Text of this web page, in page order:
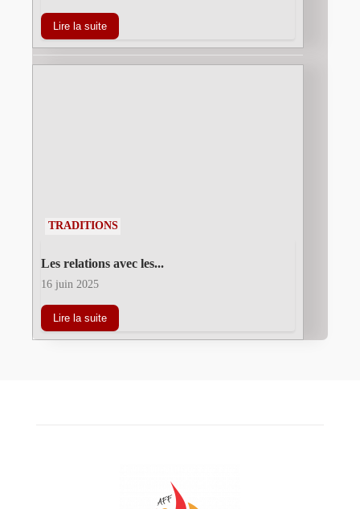
Lire la suite
TRADITIONS
Les relations avec les...
16 juin 2025
Lire la suite